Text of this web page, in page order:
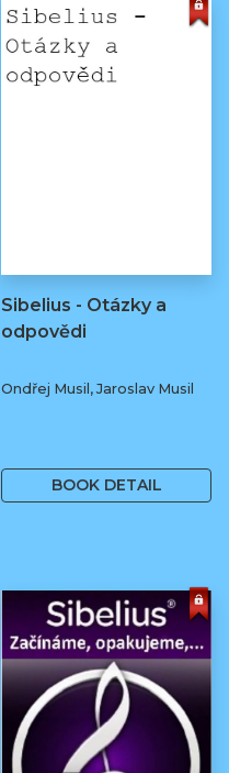
Sibelius - Otázky a
odpovědi
Ondřej Musil, Jaroslav Musil
BOOK DETAIL